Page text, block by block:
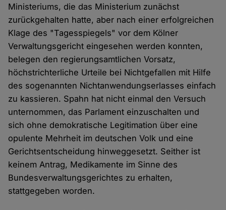
Ministeriums, die das Ministerium zunächst
zurückgehalten hatte, aber nach einer erfolgreichen
Klage des "Tagesspiegels" vor dem Kölner
Verwaltungsgericht eingesehen werden konnten,
belegen den regierungsamtlichen Vorsatz,
höchstrichterliche Urteile bei Nichtgefallen mit Hilfe
des sogenannten Nichtanwendungserlasses einfach
zu kassieren. Spahn hat nicht einmal den Versuch
unternommen, das Parlament einzuschalten und
sich ohne demokratische Legitimation über eine
opulente Mehrheit im deutschen Volk und eine
Gerichtsentscheidung hinweggesetzt. Seither ist
keinem Antrag, Medikamente im Sinne des
Bundesverwaltungsgerichtes zu erhalten,
stattgegeben worden.